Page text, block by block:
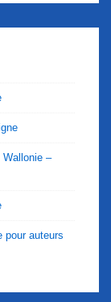
Wallonie –
pour auteurs